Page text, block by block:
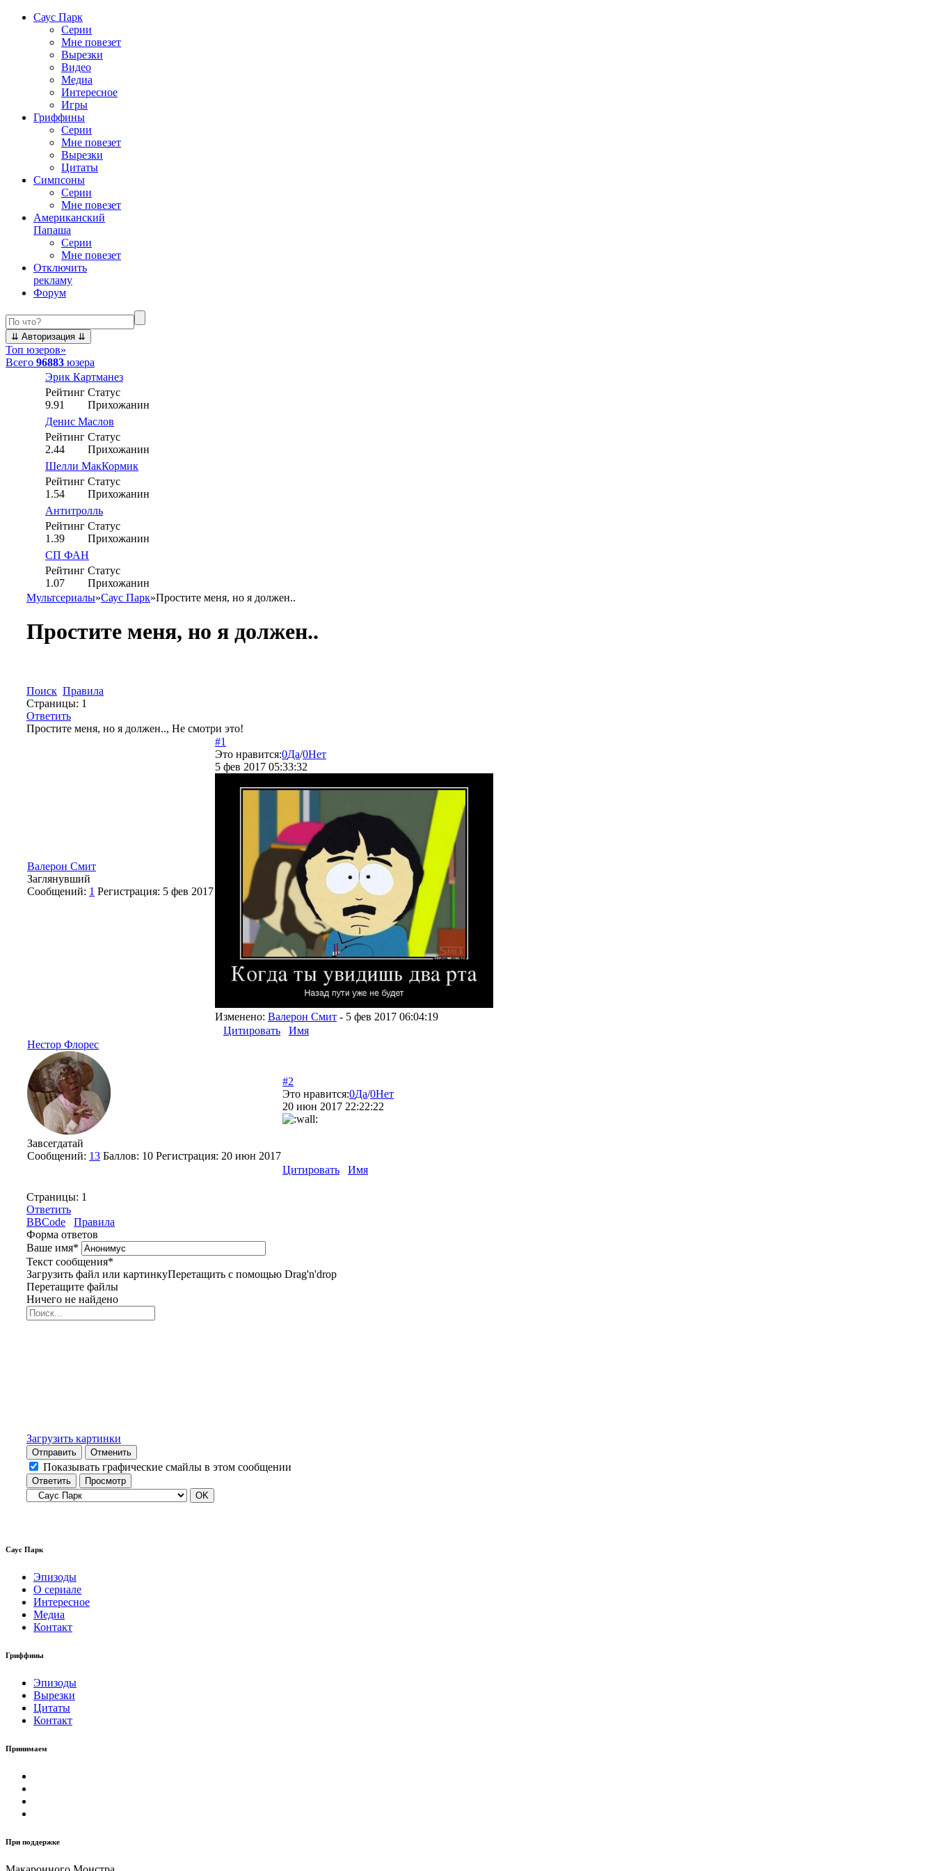
Саус Парк
Серии
Мне повезет
Вырезки
Видео
Медиа
Интересное
Игры
Гриффины
Серии
Мне повезет
Вырезки
Цитаты
Симпсоны
Серии
Мне повезет
Американский
Папаша
Серии
Мне повезет
Отключить
рекламу
Форум
Топ юзеров»
Всего 96883 юзера
Эрик Картманез
Рейтинг
9.91
Статус
Прихожанин
Денис Маслов
Рейтинг
2.44
Статус
Прихожанин
Шелли МакКормик
Рейтинг
1.54
Статус
Прихожанин
Антитролль
Рейтинг
1.39
Статус
Прихожанин
СП ФАН
Рейтинг
1.07
Статус
Прихожанин
Мультсериалы»Саус Парк»Простите меня, но я должен..
Простите меня, но я должен..
Поиск Правила
Страницы: 1
Ответить
Простите меня, но я должен.., Не смотри это!
Валерон Смит
Заглянувший
Сообщений: 1 Регистрация: 5 фев 2017
#1
Это нравится:0Да/0Нет
5 фев 2017 05:33:32
Изменено: Валерон Смит - 5 фев 2017 06:04:19
Цитировать
Имя
Нестор Флорес
Завсегдатай
Сообщений: 13 Баллов: 10 Регистрация: 20 июн 2017
#2
Это нравится:0Да/0Нет
20 июн 2017 22:22:22
Цитировать Имя
Страницы: 1
Ответить
BBCode
Правила
Форма ответов
Ваше имя*
Текст сообщения*
Загрузить файл или картинкуПеретащить с помощью Drag'n'drop
Перетащите файлы
Ничего не найдено
Загрузить картинки
Отправить Отменить
Показывать графические смайлы в этом сообщении
Саус Парк
Эпизоды
О сериале
Интересное
Медиа
Контакт
Гриффины
Эпизоды
Вырезки
Цитаты
Контакт
Принимаем
При поддержке